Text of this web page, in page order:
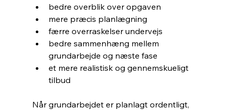
bedre overblik over opgaven
mere præcis planlægning
færre overraskelser undervejs
bedre sammenhæng mellem
grundarbejde og næste fase
et mere realistisk og gennemskueligt
tilbud
Når grundarbejdet er planlagt ordentligt,